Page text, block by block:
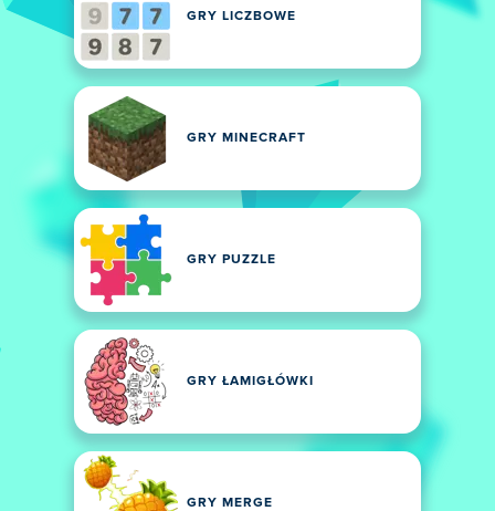
GRY LICZBOWE
GRY MINECRAFT
GRY PUZZLE
GRY ŁAMIGŁÓWKI
GRY MERGE